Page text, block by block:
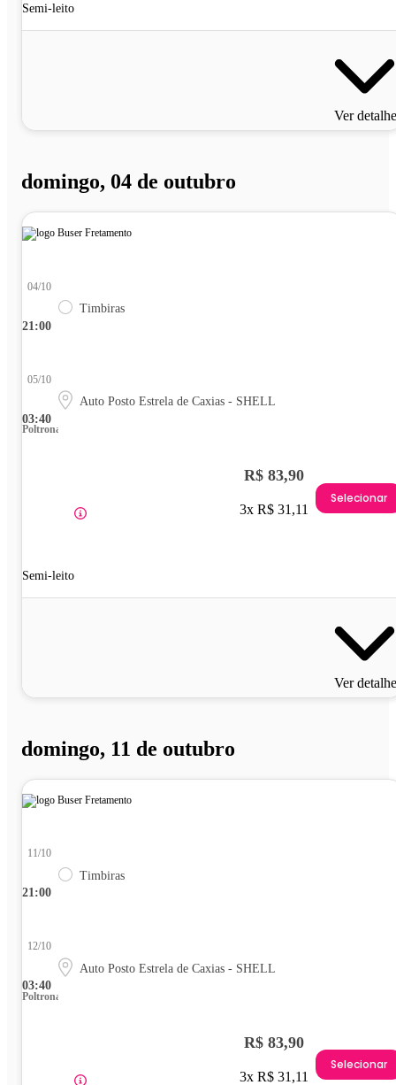
Semi-leito
Ver
domingo, 04 de outubro
21:00
04/10
Timbiras
03:40
05/10
Auto Posto Estrela de Caxias - SHELL
Poltrona
Semi-leito
R$ 83,90
3x R$ 31,11
Selecionar
Ver
domingo, 11 de outubro
21:00
11/10
Timbiras
03:40
12/10
Auto Posto Estrela de Caxias - SHELL
Poltrona
R$ 83,90
3x R$ 31,11
Selecionar